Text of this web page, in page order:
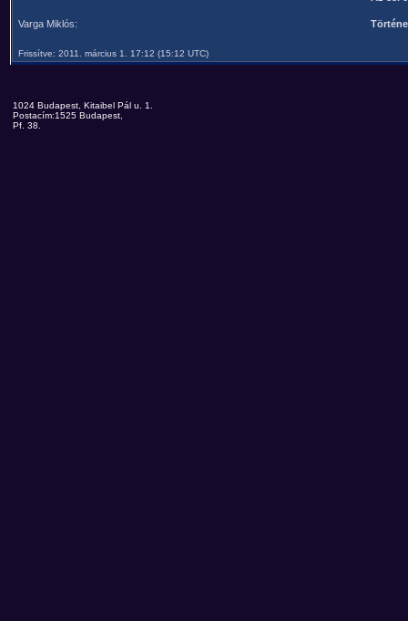
Varga Miklós:
Frissítve: 2011. március 1. 17:12 (15:12 UTC)
1024 Budapest, Kitaibel Pál u. 1.
Postacím:1525 Budapest,
Pf. 38.